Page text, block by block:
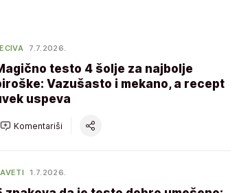
7.7.2026.
testo 4 šolje za najbolje
Vazušasto i mekano, a recept
uspeva
Komentariši
1.7.2026.